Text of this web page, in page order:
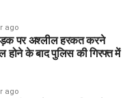
ago
पर अश्लील हरकत करने
होने के बाद पुलिस की गिरफ्त में
ago